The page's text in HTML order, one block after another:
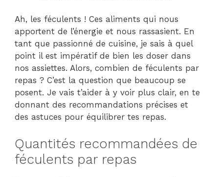
Ah, les féculents ! Ces aliments qui nous
apportent de l’énergie et nous rassasient. En
tant que passionné de cuisine, je sais à quel
point il est impératif de bien les doser dans
nos assiettes. Alors, combien de féculents par
repas ? C’est la question que beaucoup se
posent. Je vais t’aider à y voir plus clair, en te
donnant des recommandations précises et
des astuces pour équilibrer tes repas.
Quantités recommandées de
féculents par repas